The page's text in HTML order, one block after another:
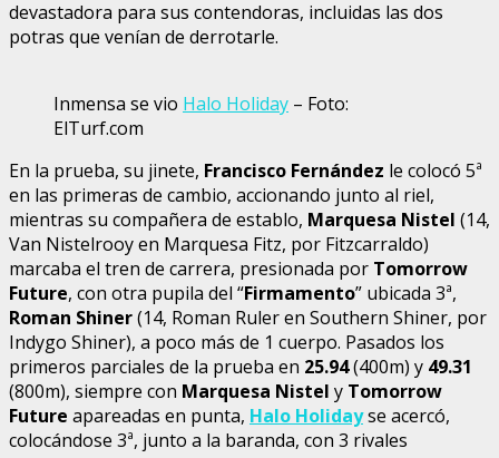
devastadora para sus contendoras, incluidas las dos
potras que venían de derrotarle.
Inmensa se vio Halo Holiday – Foto:
ElTurf.com
En la prueba, su jinete, Francisco Fernández le colocó 5ª
en las primeras de cambio, accionando junto al riel,
mientras su compañera de establo, Marquesa Nistel (14,
Van Nistelrooy en Marquesa Fitz, por Fitzcarraldo)
marcaba el tren de carrera, presionada por Tomorrow
Future, con otra pupila del “Firmamento” ubicada 3ª,
Roman Shiner(14, Roman Ruler en Southern Shiner, por
Indygo Shiner), a poco más de 1 cuerpo. Pasados los
primeros parciales de la prueba en 25.94(400m) y 49.31
(800m), siempre con Marquesa Nistel y Tomorrow
Future apareadas en punta, Halo Holidayse acercó,
colocándose 3ª, junto a la baranda, con 3 rivales